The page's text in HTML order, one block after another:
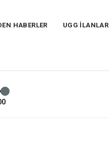
HABERLER UGG İLANLAR